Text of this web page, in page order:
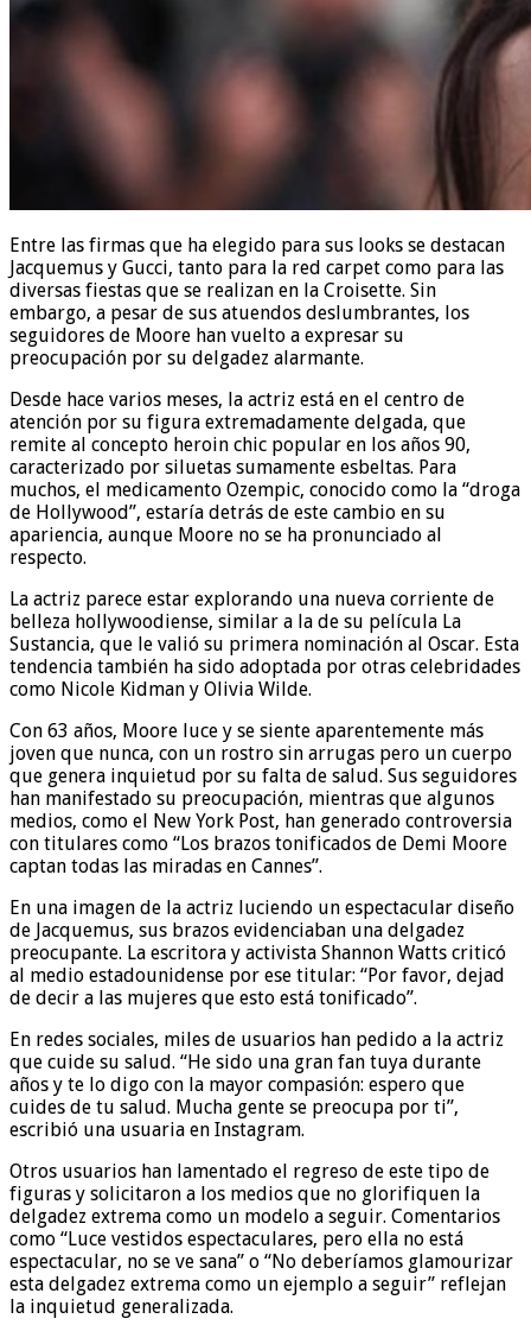
Entre las firmas que ha elegido para sus looks se destacan
Jacquemus y Gucci, tanto para la red carpet como para las
diversas fiestas que se realizan en la Croisette. Sin
embargo, a pesar de sus atuendos deslumbrantes, los
seguidores de Moore han vuelto a expresar su
preocupación por su delgadez alarmante.
Desde hace varios meses, la actriz está en el centro de
atención por su figura extremadamente delgada, que
remite al concepto heroin chic popular en los años 90,
caracterizado por siluetas sumamente esbeltas. Para
muchos, el medicamento Ozempic, conocido como la “droga
de Hollywood”, estaría detrás de este cambio en su
apariencia, aunque Moore no se ha pronunciado al
respecto.
La actriz parece estar explorando una nueva corriente de
belleza hollywoodiense, similar a la de su película La
Sustancia, que le valió su primera nominación al Oscar. Esta
tendencia también ha sido adoptada por otras celebridades
como Nicole Kidman y Olivia Wilde.
Con 63 años, Moore luce y se siente aparentemente más
joven que nunca, con un rostro sin arrugas pero un cuerpo
que genera inquietud por su falta de salud. Sus seguidores
han manifestado su preocupación, mientras que algunos
medios, como el New York Post, han generado controversia
con titulares como “Los brazos tonificados de Demi Moore
captan todas las miradas en Cannes”.
En una imagen de la actriz luciendo un espectacular diseño
de Jacquemus, sus brazos evidenciaban una delgadez
preocupante. La escritora y activista Shannon Watts criticó
al medio estadounidense por ese titular: “Por favor, dejad
de decir a las mujeres que esto está tonificado”.
En redes sociales, miles de usuarios han pedido a la actriz
que cuide su salud. “He sido una gran fan tuya durante
años y te lo digo con la mayor compasión: espero que
cuides de tu salud. Mucha gente se preocupa por ti”,
escribió una usuaria en Instagram.
Otros usuarios han lamentado el regreso de este tipo de
figuras y solicitaron a los medios que no glorifiquen la
delgadez extrema como un modelo a seguir. Comentarios
como “Luce vestidos espectaculares, pero ella no está
espectacular, no se ve sana” o “No deberíamos glamourizar
esta delgadez extrema como un ejemplo a seguir” reflejan
la inquietud generalizada.